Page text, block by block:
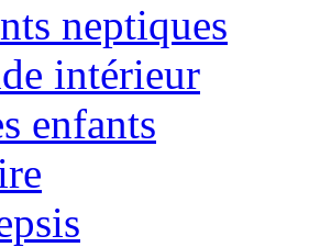
neptiques
intérieur
enfants